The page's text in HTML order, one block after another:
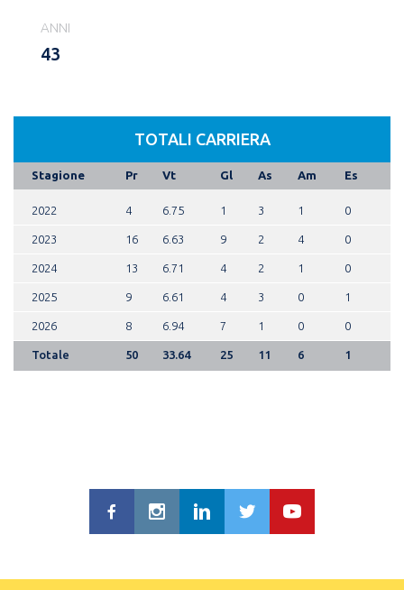
ANNI
43
TOTALI CARRIERA
Stagione Pr Vt Gl As Am Es
2022 4 6.75 1 3 1 0
2023 16 6.63 9 2 4 0
2024 13 6.71 4 2 1 0
2025 9 6.61 4 3 0 1
2026 8 6.94 7 1 0 0
Totale 50 33.64 25 11 6 1